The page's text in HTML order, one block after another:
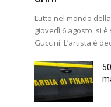
Lutto nel mondo
giovedì 6 agosto, si è
Guccini. L’artista è